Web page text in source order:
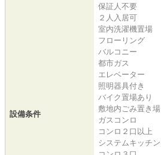
設備条件
保証人不要
２人入居可
室内洗濯機置場
フローリング
バルコニー
都市ガス
エレベーター
照明器具付き
バイク置場あり
敷地内ごみ置き場
ガスコンロ
コンロ２口以上
システムキッチン